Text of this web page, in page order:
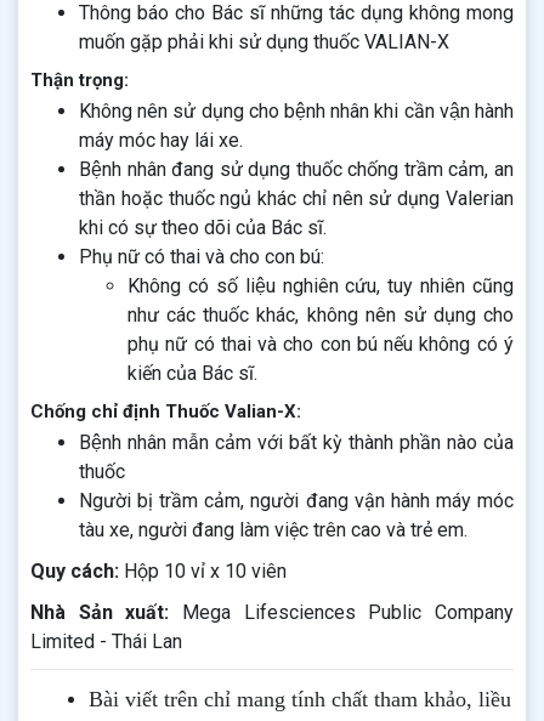
Thông báo cho Bác sĩ những tác dụng không mong
muốn gặp phải khi sử dụng thuốc VALIAN-X
Thận trọng:
Không nên sử dụng cho bệnh nhân khi cần vận hành
máy móc hay lái xe.
Bệnh nhân đang sử dụng thuốc chống trầm cảm, an
thần hoặc thuốc ngủ khác chỉ nên sử dụng Valerian
khi có sự theo dõi của Bác sĩ.
Phụ nữ có thai và cho con bú:
Không có số liệu nghiên cứu, tuy nhiên cũng
như các thuốc khác, không nên sử dụng cho
phụ nữ có thai và cho con bú nếu không có ý
kiến của Bác sĩ.
Chống chỉ định Thuốc Valian-X:
Bệnh nhân mẫn cảm với bất kỳ thành phần nào của
thuốc
Người bị trầm cảm, người đang vận hành máy móc
tàu xe, người đang làm việc trên cao và trẻ em.
Quy cách: Hộp 10 vỉ x 10 viên
Nhà Sản xuất: Mega Lifesciences Public Company
Limited - Thái Lan
Bài viết trên chỉ mang tính chất tham khảo, liều